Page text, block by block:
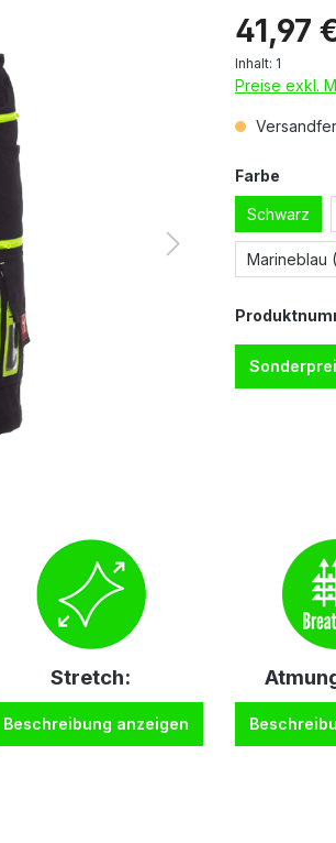
41,97
Inhalt: 1
Preise exkl.
Farbe
Schwarz
Marineblau
Stretch:
Beschreibung anzeigen